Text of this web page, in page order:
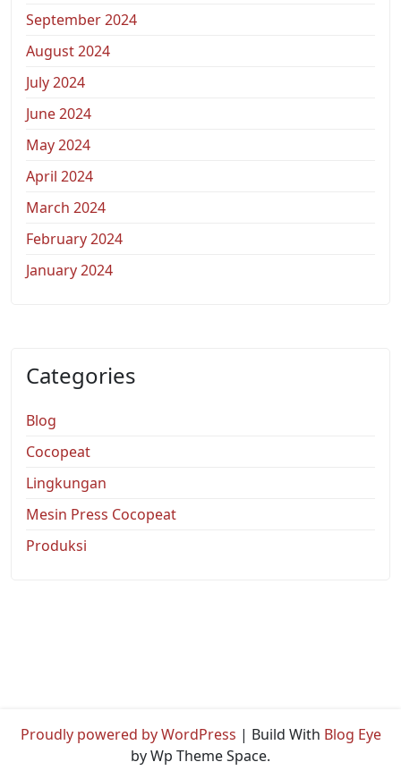
September 2024
August 2024
July 2024
June 2024
May 2024
April 2024
March 2024
February 2024
January 2024
Categories
Blog
Cocopeat
Lingkungan
Mesin Press Cocopeat
Produksi
Proudly powered by WordPress | Build With Blog Eye
by Wp Theme Space.